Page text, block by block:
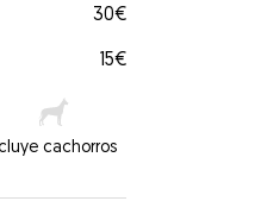
30€
15€
cachorros